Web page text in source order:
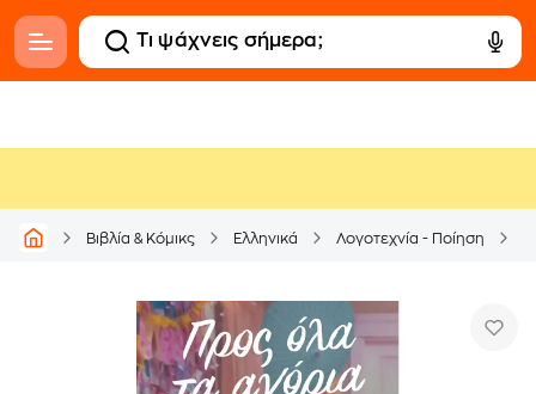
Βιβλία & Κόμικς Ελληνικά Λογοτεχνία - Ποίηση